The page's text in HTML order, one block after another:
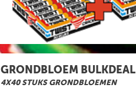
GRONDBLOEM BULKDEAL
4X40 STUKS GRONDBLOEMEN